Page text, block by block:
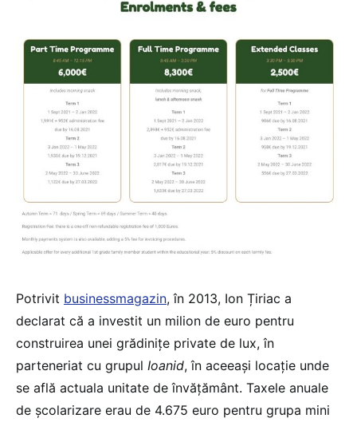
Potrivit businessmagazin, în 2013, Ion Țiriac a
declarat că a investit un milion de euro pentru
construirea unei grădinițe private de lux, în
parteneriat cu grupul Ioanid, în aceeași locație unde
se află actuala unitate de învățământ. Taxele anuale
de școlarizare erau de 4.675 euro pentru grupa mini